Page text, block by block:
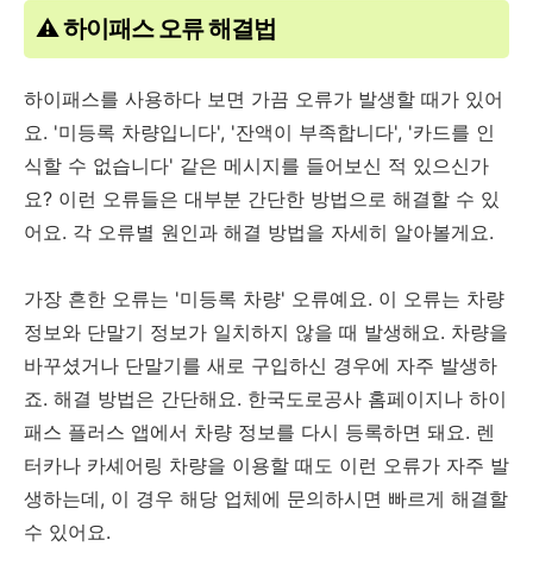
⚠️ 하이패스 오류 해결법
하이패스를 사용하다 보면 가끔 오류가 발생할 때가 있어
요. '미등록 차량입니다', '잔액이 부족합니다', '카드를 인
식할 수 없습니다' 같은 메시지를 들어보신 적 있으신가
요? 이런 오류들은 대부분 간단한 방법으로 해결할 수 있
어요. 각 오류별 원인과 해결 방법을 자세히 알아볼게요.
가장 흔한 오류는 '미등록 차량' 오류예요. 이 오류는 차량
정보와 단말기 정보가 일치하지 않을 때 발생해요. 차량을
바꾸셨거나 단말기를 새로 구입하신 경우에 자주 발생하
죠. 해결 방법은 간단해요. 한국도로공사 홈페이지나 하이
패스 플러스 앱에서 차량 정보를 다시 등록하면 돼요. 렌
터카나 카셰어링 차량을 이용할 때도 이런 오류가 자주 발
생하는데, 이 경우 해당 업체에 문의하시면 빠르게 해결할
수 있어요.